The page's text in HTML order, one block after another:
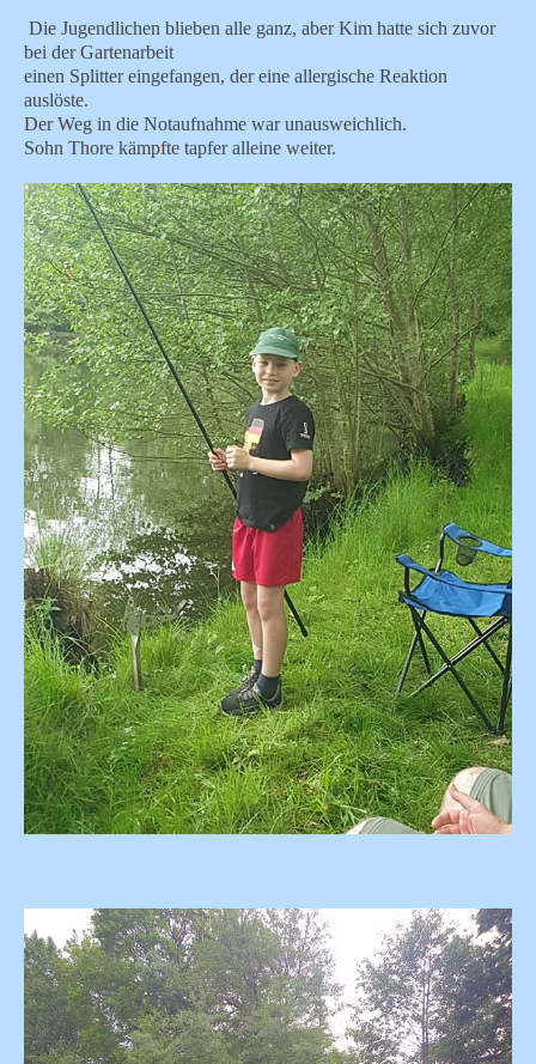
Die Jugendlichen blieben alle ganz, aber Kim hatte sich zuvor
bei der Gartenarbeit
einen Splitter eingefangen, der eine allergische Reaktion
auslöste.
Der Weg in die Notaufnahme war unausweichlich.
Sohn Thore kämpfte tapfer alleine weiter.